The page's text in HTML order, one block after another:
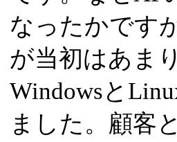
なったかです
が当初はあま
Windowsと
ました。顧客